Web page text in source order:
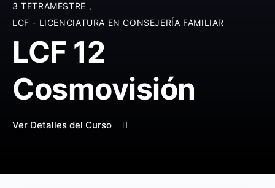
3 TETRAMESTRE ,
LCF - LICENCIATURA EN CONSEJERÍA FAMILIAR
LCF 12
Cosmovisión
Ver Detalles del Curso